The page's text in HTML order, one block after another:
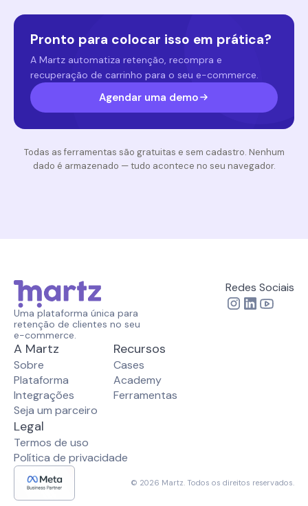
Pronto para colocar isso em prática?
A Martz automatiza retenção, recompra e
recuperação de carrinho para o seu e-commerce.
Agendar uma demo
Todas as ferramentas são gratuitas e sem cadastro. Nenhum
dado é armazenado — tudo acontece no seu navegador.
Uma plataforma única para
retenção de clientes no seu
e-commerce.
Redes Sociais
A Martz
Sobre
Plataforma
Integrações
Seja um parceiro
Recursos
Cases
Academy
Ferramentas
Legal
Termos de uso
Política de privacidade
© 2026 Martz. Todos os direitos reservados.